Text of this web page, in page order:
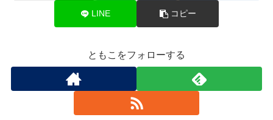
LINE コピー
ともこをフォローする